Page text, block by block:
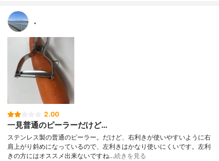
。
2.00
一見普通のピーラーだけど…
ステンレス製の普通のピーラー。だけど、右利きが使いやすいように右
肩上がり斜めになっているので、左利きはかなり使いにくいです。左利
きの方にはオススメ出来ないですね…続きを見る